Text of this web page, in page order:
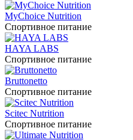
MyChoice Nutrition
Спортивное питание
HAYA LABS
Спортивное питание
Bruttonetto
Спортивное питание
Scitec Nutrition
Спортивное питание